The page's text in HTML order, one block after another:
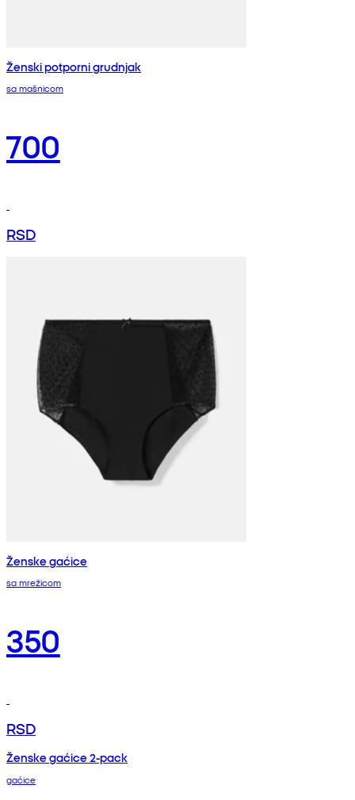
Ženski potporni grudnjak
sa mašnicom
700
RSD
Ženske gaćice
sa mrežicom
350
RSD
Ženske gaćice 2-pack
gaćice